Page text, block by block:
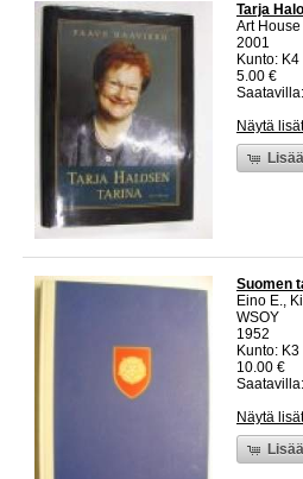
Tarja
Art House
2001
Kunto:
5.00 €
Näytä
Suomen
Eino E.,
WSOY
1952
Kunto:
10.00 €
Näytä